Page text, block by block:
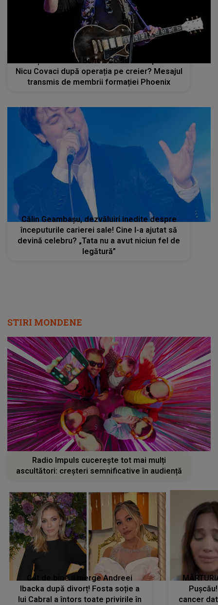
"Veștile nu sunt bune". Ce se întâmplă cu
Nicu Covaci după operația pe creier? Mesajul
transmis de membrii formației Phoenix
Călin Geambașu, dezvăluiri inedite despre
începuturile carierei sale! Cine l-a ajutat să
devină celebru? „Tata nu a avut niciun fel de
legătură”
STIRI MONDENE
Radio Impuls cucerește tot mai mulți
ascultători: creșteri semnificative în audiență
Cât de bine îi merge Andreei
Ibacka după divorț! Fosta soție a
lui Cabral a întors toate privirile în
cancer